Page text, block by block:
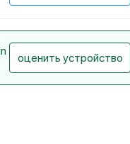
оценить устройство